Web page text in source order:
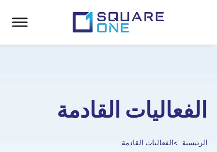
الفعاليات القادمة
الرئيسية الفعاليات القادمة